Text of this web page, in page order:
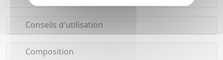
Conseils d'utilisation
Composition